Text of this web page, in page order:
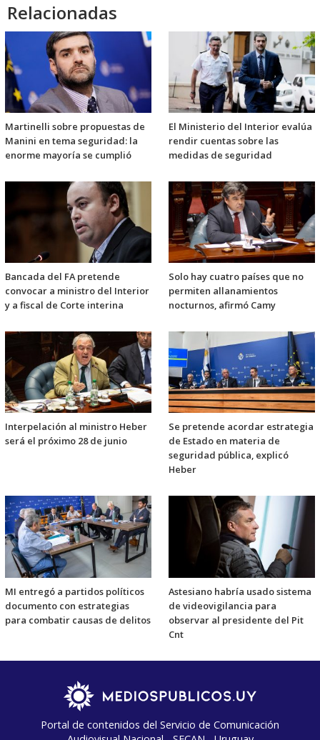
Relacionadas
Martinelli sobre propuestas de
Manini en tema seguridad: la
enorme mayoría se cumplió
El Ministerio del Interior evalúa
rendir cuentas sobre las
medidas de seguridad
Bancada del FA pretende
convocar a ministro del Interior
y a fiscal de Corte interina
Solo hay cuatro países que no
permiten allanamientos
nocturnos, afirmó Camy
Interpelación al ministro Heber
será el próximo 28 de junio
Se pretende acordar estrategia
de Estado en materia de
seguridad pública, explicó
Heber
MI entregó a partidos políticos
documento con estrategias
para combatir causas de delitos
Astesiano habría usado sistema
de videovigilancia para
observar al presidente del Pit
Cnt
Portal de contenidos del Servicio de Comunicación